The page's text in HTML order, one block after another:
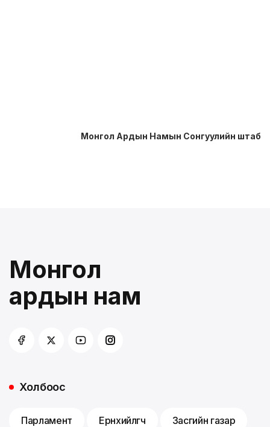
Монгол Ардын Намын Сонгуулийн штаб
Монгол
ардын нам
Холбоос
Парламент Ерөнхийлөгч Засгийн газар